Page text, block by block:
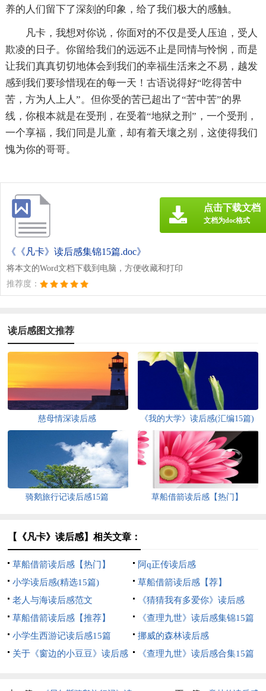
养的人们留下了深刻的印象，给了我们极大的感触。
凡卡，我想对你说，你面对的不仅是受人压迫，受人
欺凌的日子。你留给我们的远远不止是同情与怜悯，而是
让我们真真切切地体会到我们的幸福生活来之不易，越发
感到我们要珍惜现在的每一天！古语说得好“吃得苦中
苦，方为人上人”。但你受的苦已超出了“苦中苦”的界
线，你根本就是在受刑，在受着“地狱之刑”，一个受刑，
一个享福，我们同是儿童，却有着天壤之别，这使得我们
愧为你的哥哥。
《《凡卡》读后感集锦15篇.doc》
将本文的Word文档下载到电脑，方便收藏和打印
推荐度：
点击下载文档
文档为doc格式
读后感图文推荐
慈母情深读后感 《我的大学》读后感(汇编15篇)
骑鹅旅行记读后感15篇 草船借箭读后感【热门】
【《凡卡》读后感】相关文章：
草船借箭读后感【热门】
阿q正传读后感
小学读后感(精选15篇)
草船借箭读后感【荐】
老人与海读后感范文
《猜猜我有多爱你》读后感
草船借箭读后感【推荐】
《查理九世》读后感集锦15篇
小学生西游记读后感15篇
挪威的森林读后感
关于《窗边的小豆豆》读后感
《查理九世》读后感合集15篇